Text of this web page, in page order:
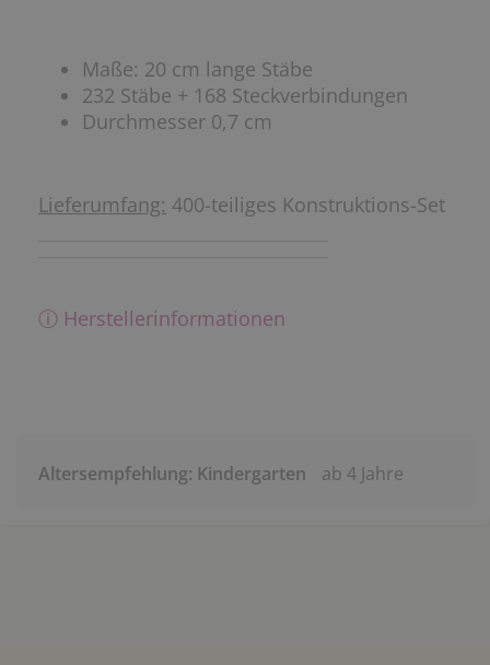
Maße: 20 cm lange Stäbe
232 Stäbe + 168 Steckverbindungen
Durchmesser 0,7 cm
Lieferumfang: 400-teiliges Konstruktions-Set
ⓘ Herstellerinformationen
Altersempfehlung: Kindergarten ab 4 Jahre